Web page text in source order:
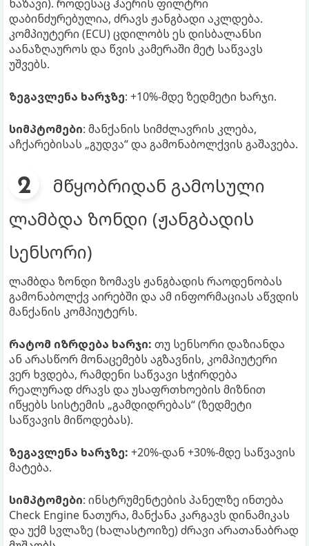
ნაზავი). როდესაც ჰაერის ფილტრი
დაბინძურებულია, ძრავს ჟანგბადი აკლდება.
კომპიუტერი (ECU) ცდილობს ეს დისბალანსი
აანაზღაუროს და წვის კამერაში მეტ საწვავს
უშვებს.
ზეგავლენა ხარჯზე: +10%-მდე ზედმეტი ხარჯი.
სიმპტომები: მანქანის სიმძლავრის კლება,
აჩქარებისას „გუდვა“ და გამონაბოლქვის გაშავება.
მწყობრიდან გამოსული
ლამბდა ზონდი (ჟანგბადის
სენსორი)
ლამბდა ზონდი ზომავს ჟანგბადის რაოდენობას
გამონაბოლქვ აირებში და ამ ინფორმაციას აწვდის
მანქანის კომპიუტერს.
რატომ იზრდება ხარჯი: თუ სენსორი დაზიანდა
ან არასწორ მონაცემებს აგზავნის, კომპიუტერი
ვერ ხვდება, რამდენი საწვავი სჭირდება
რეალურად ძრავს და უსაფრთხოების მიზნით
იწყებს სისტემის „გამდიდრებას“ (ზედმეტი
საწვავის მიწოდებას).
ზეგავლენა ხარჯზე: +20%-დან +30%-მდე საწვავის
მატება.
სიმპტომები: ინსტრუმენტების პანელზე ინთება
Check Engine ნათურა, მანქანა კარგავს დინამიკას
და უქმ სვლაზე (ხალასტოიზე) ძრავი არათანაბრად